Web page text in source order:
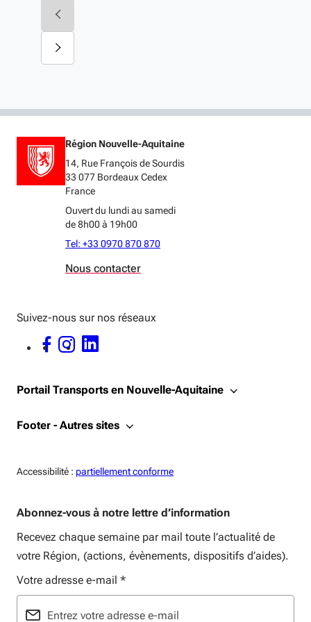
Région Nouvelle-Aquitaine
14, Rue François de Sourdis
33 077 Bordeaux Cedex
France
Ouvert du lundi au samedi
de 8h00 à 19h00
Tel: +33 0970 870 870
Nous contacter
Suivez-nous sur nos réseaux
FACEBOOK - OUVERTURE DANS UNE NOUVELLE FENÊTRE
INSTAGRAM - OUVERTURE DANS UNE NOUVELLE FENÊTRE
LINKEDIN - OUVERTURE DANS UNE NOUVELLE FENÊTRE
Portail Transports en Nouvelle-Aquitaine
Footer - Autres sites
Accessibilité : Accessiblité:
partiellement conforme
Abonnez-vous à notre lettre d’information
Recevez chaque semaine par mail toute l’actualité de
votre Région, (actions, évènements, dispositifs d’aides).
Votre adresse e-mail *